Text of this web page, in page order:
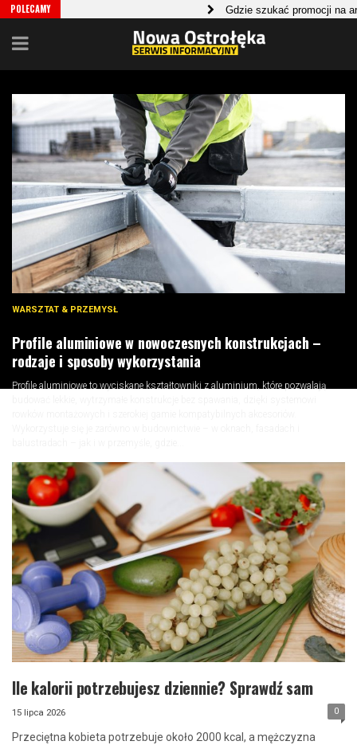
POLECAMY
Gdzie szukać promocji na artykuły
Wybielanie w gabinecie stomatologicznym
WARSZTAT & PRZEMYSŁ
Profile aluminiowe w nowoczesnych konstrukcjach –
rodzaje i sposoby wykorzystania
​Profile aluminiowe to wyciskane kształtowniki z aluminium, które pozwalają
Ile kalorii potrzebujesz dziennie? Sprawdź sam
15 lipca 2026 0
​Przeciętna kobieta potrzebuje około 2000 kcal, a mężczyzna